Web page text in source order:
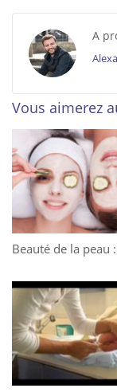
A
Vous aimerez